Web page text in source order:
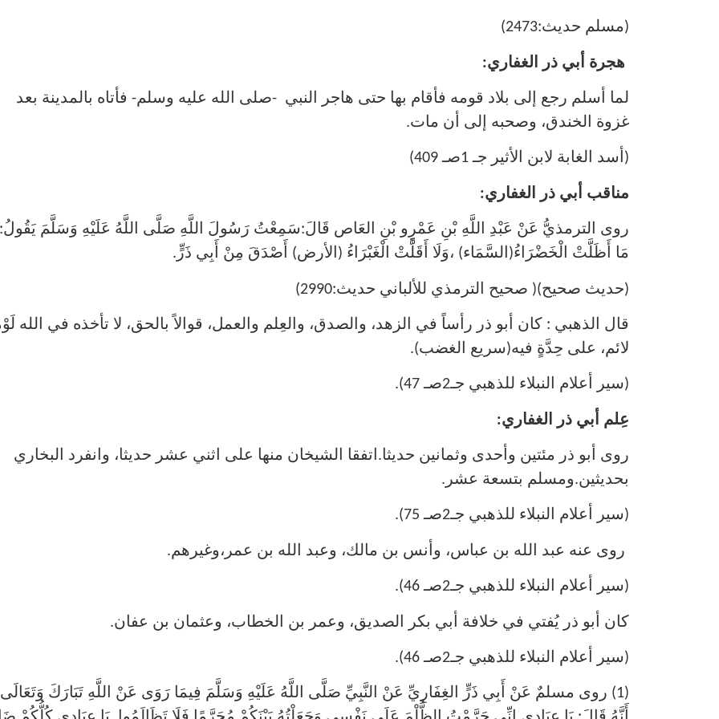
(مسلم حديث:2473)
هجرة أبي ذر الغفاري:
لما أسلم رجع إلى بلاد قومه فأقام بها حتى هاجر النبي -صلى الله عليه وسلم- فأتاه بالمدينة بعد
غزوة الخندق، وصحبه إلى أن مات.
(أسد الغابة لابن الأثير جـ 1صـ 409)
مناقب أبي ذر الغفاري:
روى الترمذيُّ عَنْ عَبْدِ اللَّهِ بْنِ عَمْرٍو بْنِ العَاص قَالَ:سَمِعْتُ رَسُولَ اللَّهِ صَلَّى اللَّهُ عَلَيْهِ وَسَلَّمَ يَقُولُ:
مَا أَظَلَّتْ الْخَضْرَاءُ(السَّمَاء) ،وَلَا أَقَلَّتْ الْغَبْرَاءُ (الأرض) أَصْدَقَ مِنْ أَبِي ذَرٍّ.
(حديث صحيح)( صحيح الترمذي للألباني حديث:2990)
قال الذهبي : كان أبو ذر رأساً في الزهد، والصدق، والعِلم والعمل، قوالاً بالحق، لا تأخذه في الله
لائم، على حِدَّةٍ فيه(سريع الغضب).
(سير أعلام النبلاء للذهبي جـ2صـ 47).
عِلم أبي ذر الغفاري:
روى أبو ذر مئتين وأحدى وثمانين حديثا.اتفقا الشيخان منها على اثني عشر حديثا، وانفرد البخاري
بحديثين.ومسلم بتسعة عشر.
(سير أعلام النبلاء للذهبي جـ2صـ 75).
روى عنه عبد الله بن عباس، وأنس بن مالك، وعبد الله بن عمر،وغيرهم.
(سير أعلام النبلاء للذهبي جـ2صـ 46).
كان أبو ذر يُفتي في خلافة أبي بكر الصديق، وعمر بن الخطاب، وعثمان بن عفان.
(سير أعلام النبلاء للذهبي جـ2صـ 46).
(1) روى مسلمٌ عَنْ أَبِي ذَرٍّ الغِفَارِيِّ عَنْ النَّبِيِّ صَلَّى اللَّهُ عَلَيْهِ وَسَلَّمَ فِيمَا رَوَى عَنْ اللَّهِ تَبَارَكَ وَتَعَالَى